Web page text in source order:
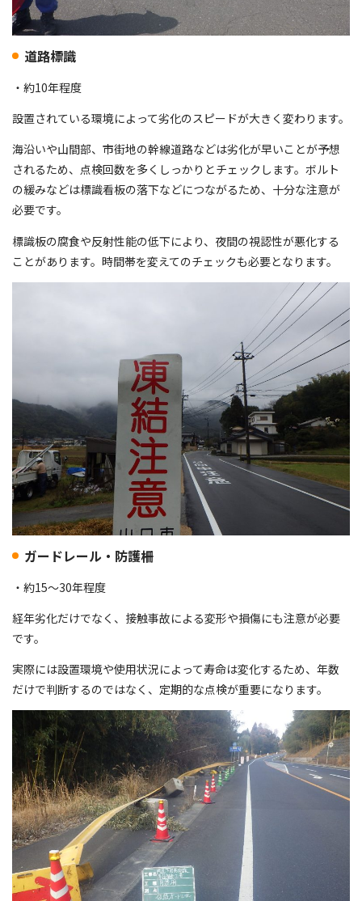
道路標識
・約10年程度
設置されている環境によって劣化のスピードが大きく変わります。
海沿いや山間部、市街地の幹線道路などは劣化が早いことが予想
されるため、点検回数を多くしっかりとチェックします。ボルト
の緩みなどは標識看板の落下などにつながるため、十分な注意が
必要です。
標識板の腐食や反射性能の低下により、夜間の視認性が悪化する
ことがあります。時間帯を変えてのチェックも必要となります。
ガードレール・防護柵
・約15～30年程度
経年劣化だけでなく、接触事故による変形や損傷にも注意が必要
です。
実際には設置環境や使用状況によって寿命は変化するため、年数
だけで判断するのではなく、定期的な点検が重要になります。